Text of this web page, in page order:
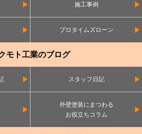
施工事例
プロタイムズローン
モト工業のブログ
スタッフ日記
外壁塗装にまつわる
お役立ちコラム